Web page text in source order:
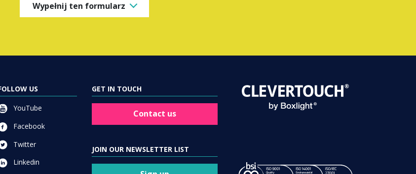
Wypełnij ten formularz
US
YouTube
Facebook
Twitter
Linkedin
GET IN TOUCH
Contact us
JOIN OUR NEWSLETTER LIST